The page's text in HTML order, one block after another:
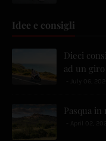
Idee e consigli
Dieci
ad un
Pasqua